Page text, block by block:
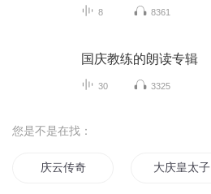
8 8361
国庆教练的朗读专辑
30 3325
您是不是在找：
庆云传奇 大庆皇太子